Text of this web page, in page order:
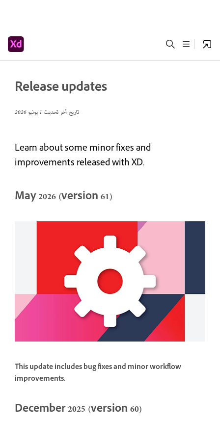
Release updates
تاريخ آخر تحديث1 يونيو 2026
Learn about some minor fixes and
improvements released with XD.
May 2026 (version 61)
This update includes bug fixes and minor workflow
improvements.
December 2025 (version 60)